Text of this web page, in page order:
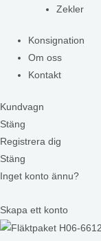
Zekler
Konsignation
Om oss
Kontakt
Kundvagn
Stäng
Registrera dig
Stäng
Inget konto ännu?
Skapa ett konto